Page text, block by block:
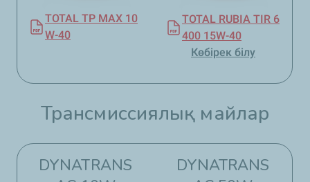
TOTAL TP MAX 10
W-40
TOTAL RUBIA TIR 6
400 15W-40
Көбірек білу
Трансмиссиялық майлар
DYNATRANS
DYNATRANS